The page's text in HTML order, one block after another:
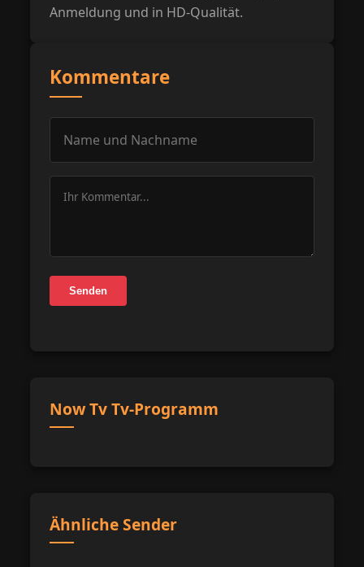
Anmeldung und in HD-Qualität.
Kommentare
Senden
Now Tv Tv-Programm
Ähnliche Sender